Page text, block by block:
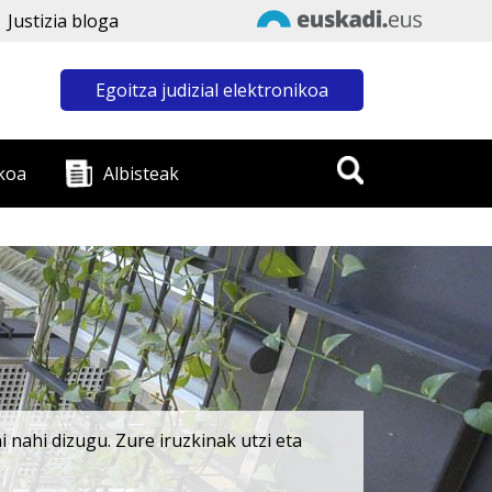
Justizia bloga
Egoitza judizial elektronikoa
Albisteak
dizugu. Zure iruzkinak utzi eta